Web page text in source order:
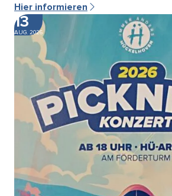
Hier informieren
13
AUG. 2026